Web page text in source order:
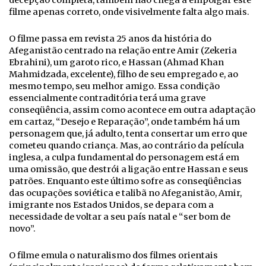
filme apenas correto, onde visivelmente falta algo mais.
O filme passa em revista 25 anos da história do
Afeganistão centrado na relação entre Amir (Zekeria
Ebrahini), um garoto rico, e Hassan (Ahmad Khan
Mahmidzada, excelente), filho de seu empregado e, ao
mesmo tempo, seu melhor amigo. Essa condição
essencialmente contraditória terá uma grave
conseqüência, assim como acontece em outra adaptação
em cartaz, “Desejo e Reparação”, onde também há um
personagem que, já adulto, tenta consertar um erro que
cometeu quando criança. Mas, ao contrário da película
inglesa, a culpa fundamental do personagem está em
uma omissão, que destrói a ligação entre Hassan e seus
patrões. Enquanto este último sofre as conseqüências
das ocupações soviética e talibã no Afeganistão, Amir,
imigrante nos Estados Unidos, se depara com a
necessidade de voltar a seu país natal e “ser bom de
novo”.
O filme emula o naturalismo dos filmes orientais